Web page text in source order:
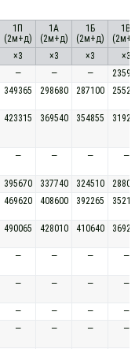
1П
(2м+д)
1А
(2м+д)
1Б
(2м+д)
1В
×3 ×3 ×3
×3
— — —
349365 298680 287100
423315 369540 354855
— — — —
395670 337740 324510
469620 408600 392265
490065 428010 410640
— — — —
— — — —
— — —
—
— — — —